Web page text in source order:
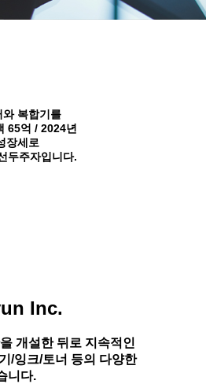
복합기를
65억 / 2024년
장세로
두주자입니다.
Inc.
개설한 뒤로 지속적인
/잉크/토너 등의 다양한
니다.